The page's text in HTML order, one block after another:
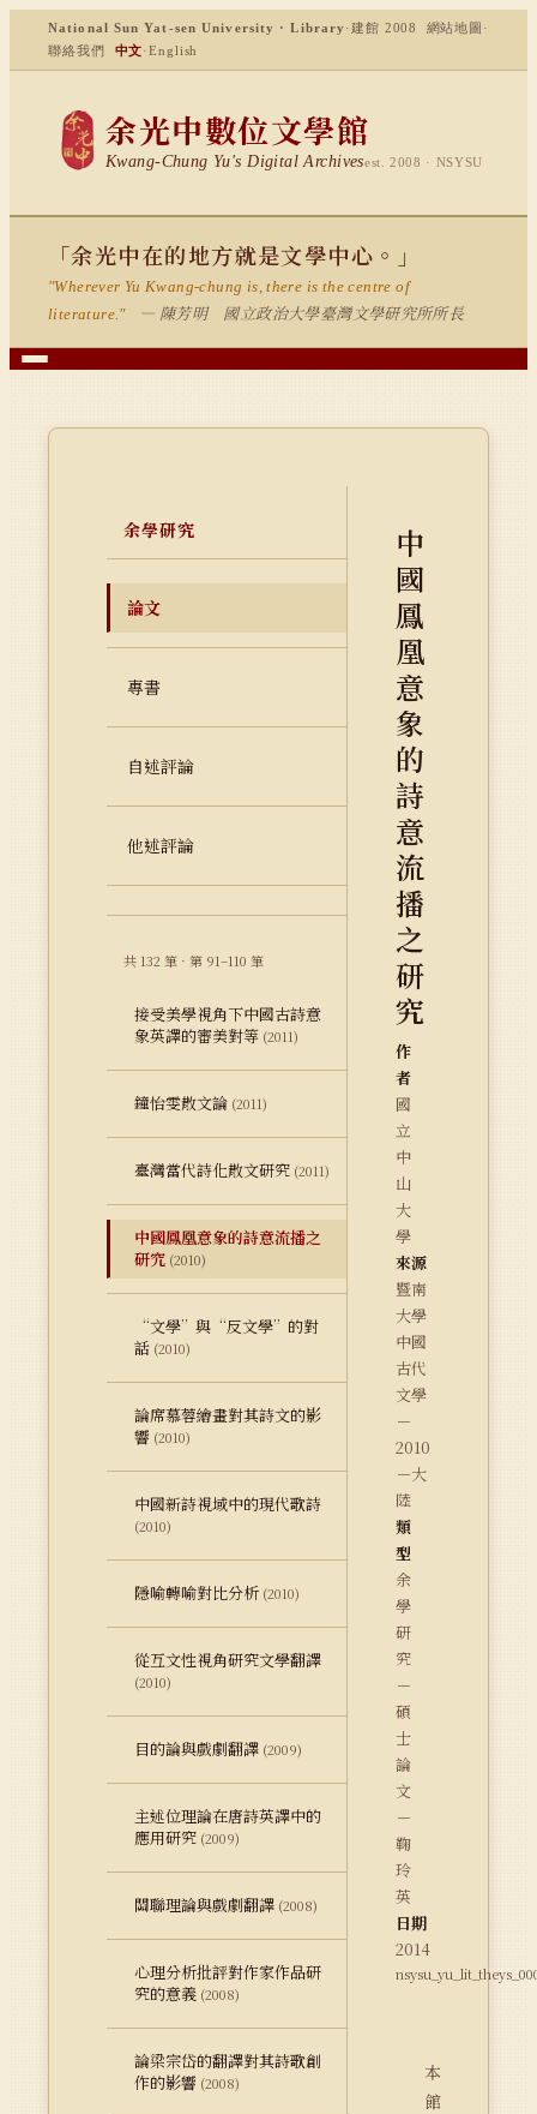
National Sun Yat-sen University · Library ·建館 2008 網站地圖 ·
聯絡我們
中文·English
余光中數位文學館
Kwang-Chung Yu's Digital Archivesest. 2008 · NSYSU
「余光中在的地方就是文學中心。」
"Wherever Yu Kwang-chung is, there is the centre of
literature."
— 陳芳明 國立政治大學臺灣文學研究所所長
余學研究
論文
專書
自述評論
他述評論
共 132 筆 · 第 91–110 筆
接受美學視角下中國古詩意
象英譯的審美對等 (2011)
鐘怡雯散文論 (2011)
臺灣當代詩化散文研究 (2011)
中國鳳凰意象的詩意流播之
研究 (2010)
“文學”與“反文學”的對
話 (2010)
論席慕蓉繪畫對其詩文的影
響 (2010)
中國新詩視域中的現代歌詩
(2010)
隱喻轉喻對比分析 (2010)
從互文性視角研究文學翻譯
(2010)
目的論與戲劇翻譯 (2009)
主述位理論在唐詩英譯中的
應用研究 (2009)
關聯理論與戲劇翻譯 (2008)
心理分析批評對作家作品研
究的意義 (2008)
論梁宗岱的翻譯對其詩歌創
作的影響 (2008)
中
國
鳳
凰
意
象
的
詩
意
流
播
之
研
究
作
者
國
立
中
山
大
學
來源
暨南
大學
中國
古代
文學
－
2010
－大
陸
類
型
余
學
研
究
－
碩
士
論
文
－
鞠
玲
英
日期
2014
本
館